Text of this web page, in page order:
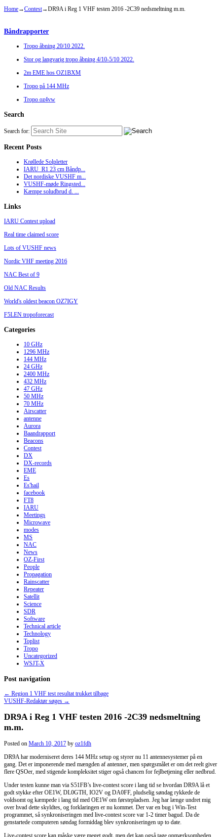
Home→Contest→DR9A i Reg 1 VHF testen 2016 -2C39 nedsmeltning m.m.
Båndrapporter
Tropo åbning 20/10 2022.
Stor og langvarig tropo åbning 4/10-5/10 2022.
2m EME hos OZ1BXM
Tropo på 144 MHz
Tropo oz4vw
Search
Search for:
Recent Posts
Krøllede Solpletter
IARU_R1 23 cm Båndp...
Det nordiske VUSHF m...
VUSHF-møde Ringsted...
Kæmpe soludbrud d. ...
Links
IARU Contest upload
Real time claimed score
Lots of VUSHF news
Nordic VHF meeting 2016
NAC Best of 9
Old NAC Results
World's oldest beacon OZ7IGY
F5LEN tropoforecast
Categories
10 GHz
1296 MHz
144 MHz
24 GHz
2400 MHz
432 MHz
47 GHz
50 MHz
70 MHz
Airscatter
antenne
Aurora
Baandrapport
Beacons
Contest
DX
DX-records
EME
Es
Es'hail
facebook
FT8
IARU
Meetings
Microwave
modes
MS
NAC
News
OZ-First
People
Propagation
Rainscatter
Repeater
Satellit
Science
SDR
Software
Technical article
Technology
Toplist
Tropo
Uncategorized
WSJT-X
Post navigation
← Region 1 VHF test resultat trukket tilbage
VUSHF-Redaktør søges →
DR9A i Reg 1 VHF testen 2016 -2C39 nedsmeltning
m.m.
Posted on March 10, 2017 by oz1fdh
DR9A har moderniseret deres 144 MHz setup og styrer nu 11 antennesystemer på en
gang. Det er imponerende med mængden af antenner, men spørgsmålet er om det reelt giver
flere QSOer, med stigende kompleksitet stiger også chancen for fejlbetjening eller nedbrud.
Under testen kunne man via S51FB’s live-contest score i lang tid se hvordan DR9A lå et
godt stykke efter OE1W, DL0GTH, IO2V og DA0FF, pludselig søndag rykkede de
voldsomt og kæmpede i lang tid med OE1W om førstepladsen. Jeg har længe undret mig
over hvad dette skyldtes, og forklaringen er nu kommet. Der var en bug i Win-Test
programmet, så synkroniseringen med live-contest score var 1-2 timer bagud. Da de
genstartede computeren søndag formiddag blev synkroniseringen up to date.